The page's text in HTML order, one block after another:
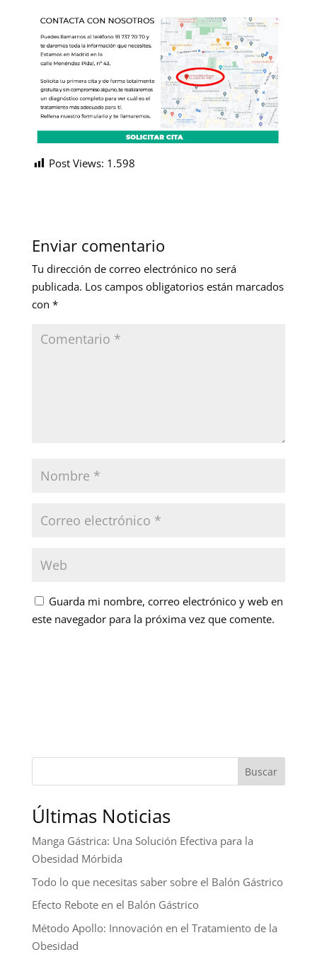
Post Views: 1.598
Enviar comentario
Tu dirección de correo electrónico no será
publicada. Los campos obligatorios están marcados
con *
Guarda mi nombre, correo electrónico y web en
este navegador para la próxima vez que comente.
Buscar
Últimas Noticias
Manga Gástrica: Una Solución Efectiva para la
Obesidad Mórbida
Todo lo que necesitas saber sobre el Balón Gástrico
Efecto Rebote en el Balón Gástrico
Método Apollo: Innovación en el Tratamiento de la
Obesidad